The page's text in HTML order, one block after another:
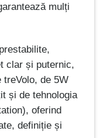
mulți
clar și puternic,
treVolo, de 5W
și de tehnologia
oferind
definiție și